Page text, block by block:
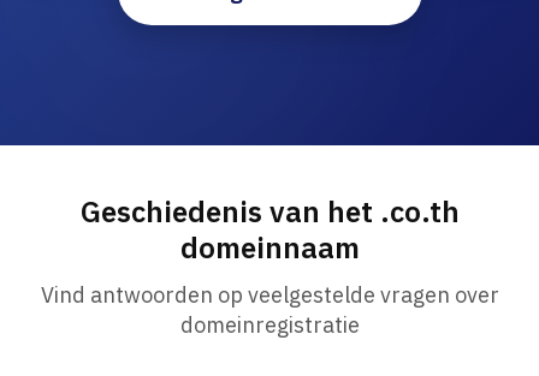
Geschiedenis van het .co.th
domeinnaam
Vind antwoorden op veelgestelde vragen over
domeinregistratie